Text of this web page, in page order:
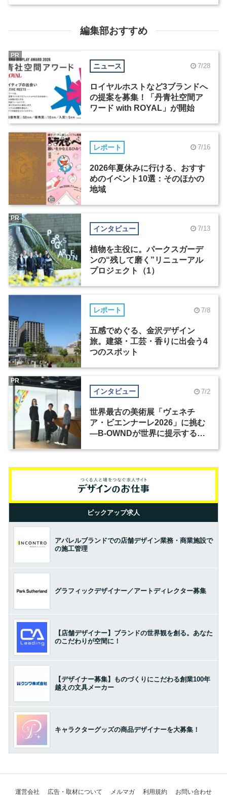
編集部おすすめ
ニュース 7/28
ロイヤルホストなど3ブランドへ
の提案を募集！「丹青社空間ア
ワード with ROYAL」が開始
PR
レポート 7/16
2026年夏休みに行ける、おすす
めのイベント10選：そのほかの
地域
インタビュー 7/13
植物を主役に。パークスガーデ
ンの“残して磨く”リニューアル
プロジェクト（1）
PR
レポート 7/8
五感でめぐる、金沢デザイン
旅。建築・工芸・香りに出会う4
つのスポット
インタビュー 7/2
世界最古の美術展「ヴェネチ
ア・ビエンナーレ2026」に挑む
―B-OWNDが世界に提示する美
PR
ピックアップ求人
アパレルブランドでの店舗デザイン業務・商業施設で
の施工管理
グラフィックデザイナー／アートディレクター募集
【店舗デザイナー】ブランドの世界観を創る。あなた
のこだわりが空間に！
【デザイナー募集】ものづくりにこだわる創業100年
越えの文具メーカー
キャラクターグッズの商品デザイナーを大募集！
運営会社 広告・取材について メルマガ 利用規約 お問い合わせ